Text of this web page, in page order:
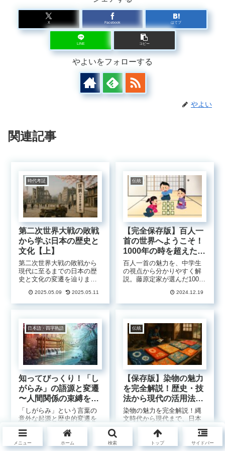
X Facebook はてブ
LINE コピー
やよいをフォローする
やよい
関連記事
時代考証
第二次世界大戦の敗戦
から学ぶ日本の歴史と
文化【上】
第二次世界大戦の敗戦から
現代に至るまでの日本の歴
史と文化の変遷を辿りま
戦後改革、高度経済成長、
そして平和国家としての歩
を多角的に解説。原爆遺産
や憲法第9条など、過去の出
来事から学ぶ日本人のアイ
デンティティと未来への展
望を考察します。
2025.05.09 2025.05.11
伝統
【完全保存版】百人一
首の世界へようこそ！
1000年の時を超えた和
歌の魅力を徹底解説
百人一首の魅力を、中学生
の視点から分かりやすく解
説。藤原定家が選んだ100首
や現代での楽しみ方まで徹
底解説します。競技かるた
えて愛される和歌の世界
へ、あなたも踏み出してみ
ませんか？初心者でも安心
の完全保存版ガイド。
2024.12.19
日本語・四字熟語
知ってびっくり！「し
がらみ」の語源と変遷
〜人間関係の束縛を表
す言葉の意外な始ま
り〜
「しがらみ」という言葉の
意外な起源と歴史的変遷を
物理的な柵を指していた言
葉が、どのように人間関係
伝統
【保存版】染物の魅力
を完全解説！歴史・技
法から現代の活用法ま
で
染物の魅力を完全解説！縄
文時代から現代まで、日本
史や技法、種類、文化的意
義を詳しく紹介。藍染めや
2024.12.01 2025.09.02
メニュー ホーム 検索 トップ サイドバー